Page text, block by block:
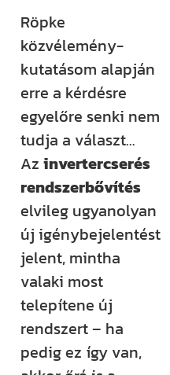
Röpke
közvélemény-
kutatásom alapján
erre a kérdésre
egyelőre senki nem
tudja a választ…
Azinvertercserés
rendszerbővítés
elvileg ugyanolyan
új igénybejelentést
jelent, mintha
valaki most
telepítene új
rendszert – ha
pedig ez így van,